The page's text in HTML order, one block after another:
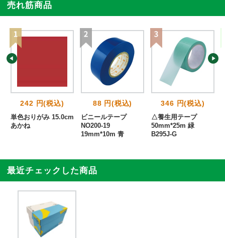
売れ筋商品
242 円(税込)
単色おりがみ 15.0cm
あかね
88 円(税込)
ビニールテープ
NO200-19
19mm*10m 青
346 円(税込)
△養生用テープ
50mm*25m 緑
B295J-G
最近チェックした商品